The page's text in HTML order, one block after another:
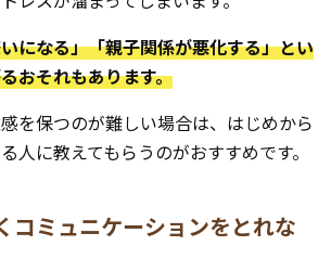
になる」「親子関係が悪化する」とい
おそれもあります。
を保つのが難しい場合は、はじめから
人に教えてもらうのがおすすめです。
コミュニケーションをとれな